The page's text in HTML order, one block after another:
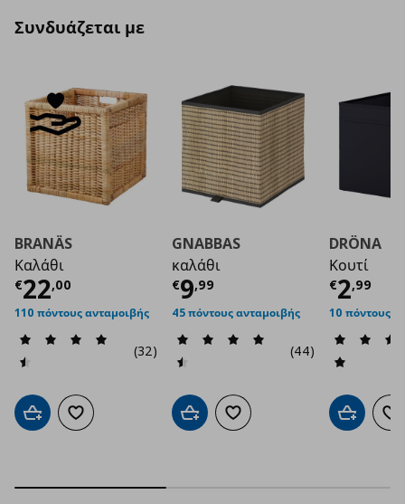
Συνδυάζεται με
BRANÄS
Καλάθι
€22,00
Τρέχουσα τιμή€ 22,00
110 πόντους ανταμοιβής
(32)
Προσθήκη στο καλάθι
Προσθήκη στα αγαπημένα
GNABBAS
καλάθι
€9,99
Τρέχουσα τιμή€
45 πόντους ανταμοιβής
(44)
Προσθήκη στο καλάθι
Προσθήκη στα αγαπημένα
DRÖNA
Κουτί
€2,99
10 πόντους
Προσθήκη